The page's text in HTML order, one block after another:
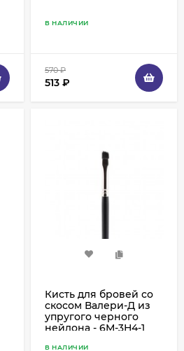
В НАЛИЧИИ
570₽
513 ₽
Кисть для бровей со
скосом Валери-Д из
упругого черного
нейлона - 6М-3Н4-1
В НАЛИЧИИ